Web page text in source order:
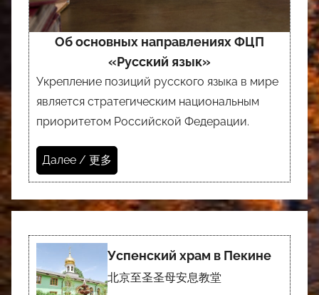
Об основных направлениях ФЦП
«Русский язык»
Укрепление позиций русского языка в мире
является стратегическим национальным
приоритетом Российской Федерации.
Далее / 更多
Успенский храм в Пекине
北京至圣圣母安息教堂